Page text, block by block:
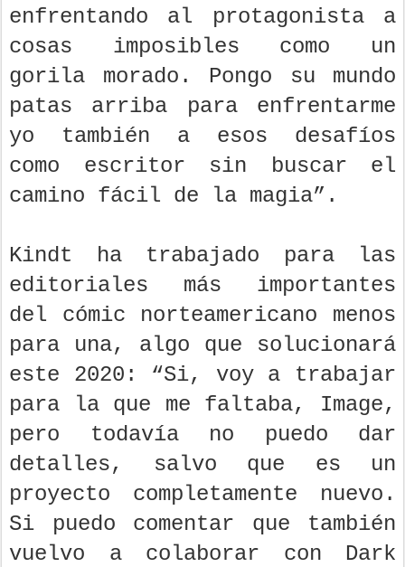
enfrentando al protagonista a
cosas imposibles como un
gorila morado. Pongo su mundo
patas arriba para enfrentarme
yo también a esos desafíos
como escritor sin buscar el
camino fácil de la magia”.
Kindt ha trabajado para las
editoriales más importantes
del cómic norteamericano menos
para una, algo que solucionará
este 2020: “Si, voy a trabajar
para la que me faltaba, Image,
pero todavía no puedo dar
detalles, salvo que es un
proyecto completamente nuevo.
Si puedo comentar que también
vuelvo a colaborar con Dark